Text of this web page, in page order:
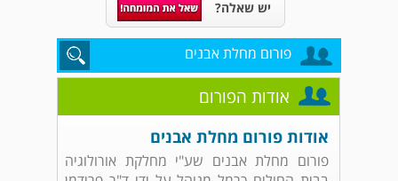
יש שאלה?
פורום מחלת אבנים
אודות הפורום
אודות פורום מחלת אבנים
פורום מחלת אבנים שע"י מחלקת אורולוגיה